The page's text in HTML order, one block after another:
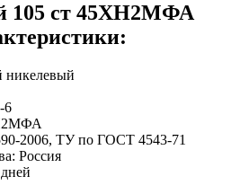
105 ст 45ХН2МФА
никелевый
6
2006, ТУ по ГОСТ 4543-71
Россия